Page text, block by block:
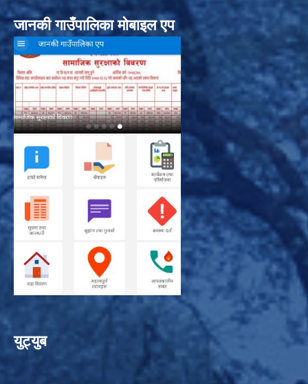
जानकी गाउँपालिका मोबाइल एप
युट्युब